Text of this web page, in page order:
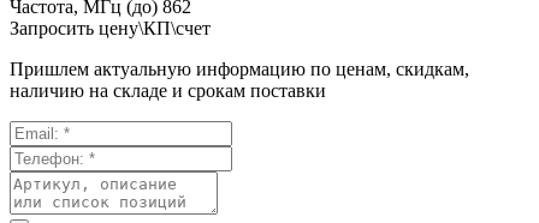
Частота, МГц (до) 862
Запросить цену\КП\счет
Пришлем актуальную информацию по ценам, скидкам,
наличию на складе и срокам поставки